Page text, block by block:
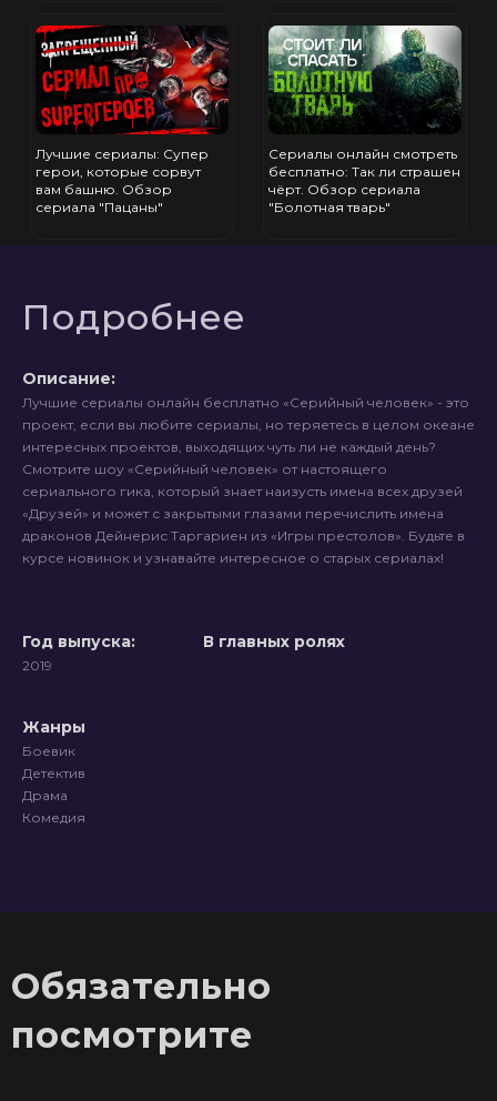
Лучшие сериалы: Супер
герои, которые сорвут
вам башню. Обзор
сериала "Пацаны"
Сериалы онлайн смотреть
бесплатно: Так ли страшен
чёрт. Обзор сериала
"Болотная тварь"
Подробнее
Описание:
Лучшие сериалы онлайн бесплатно «Серийный человек» - это
проект, если вы любите сериалы, но теряетесь в целом океане
интересных проектов, выходящих чуть ли не каждый день?
Смотрите шоу «Серийный человек» от настоящего
сериального гика, который знает наизусть имена всех друзей
«Друзей» и может с закрытыми глазами перечислить имена
драконов Дейнерис Таргариен из «Игры престолов». Будьте в
курсе новинок и узнавайте интересное о старых сериалах!
Год выпуска:
2019
Жанры
Боевик
Детектив
Драма
Комедия
В главных ролях
Обязательно
посмотрите